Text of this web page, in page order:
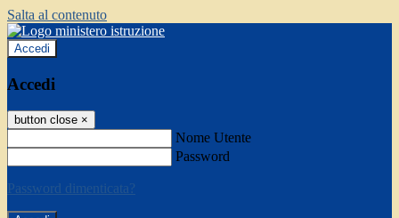
Salta al contenuto
Accedi
Accedi
button close ×
Nome Utente
Password
Password dimenticata?